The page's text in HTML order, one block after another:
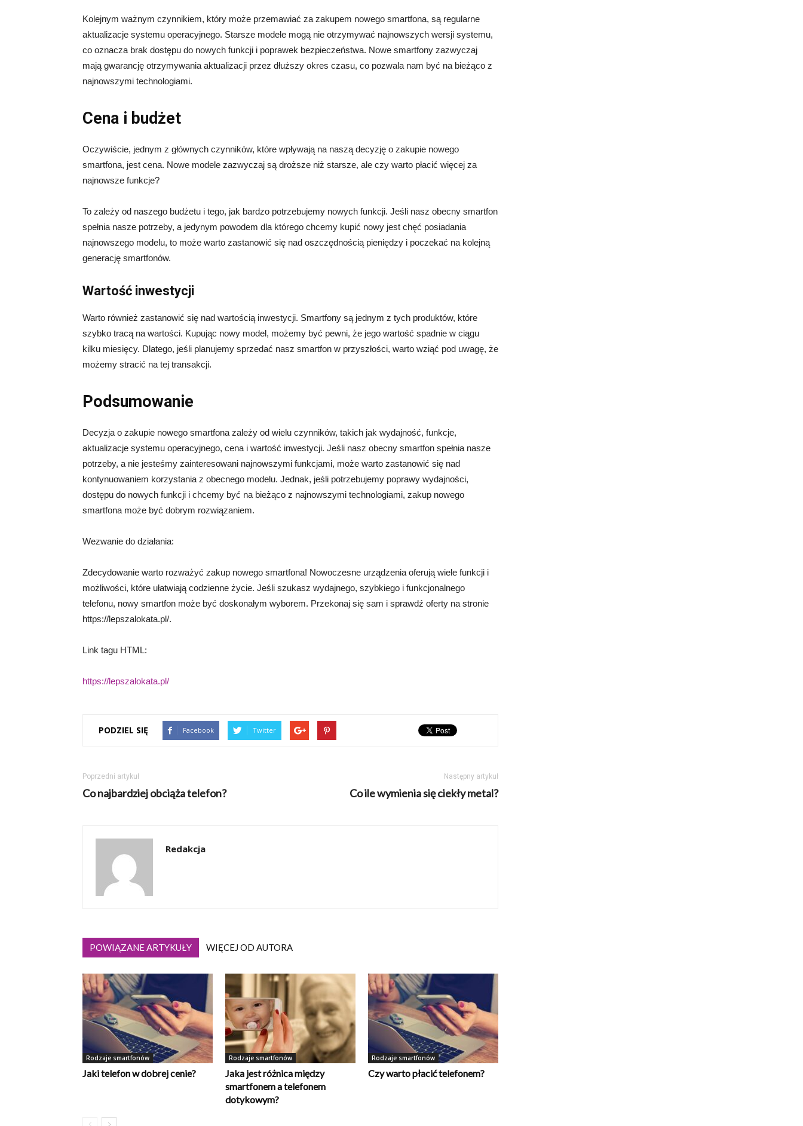
Kolejnym ważnym czynnikiem, który może przemawiać za zakupem nowego smartfona, są regularne
aktualizacje systemu operacyjnego. Starsze modele mogą nie otrzymywać najnowszych wersji systemu,
co oznacza brak dostępu do nowych funkcji i poprawek bezpieczeństwa. Nowe smartfony zazwyczaj
mają gwarancję otrzymywania aktualizacji przez dłuższy okres czasu, co pozwala nam być na bieżąco z
najnowszymi technologiami.
Cena i budżet
Oczywiście, jednym z głównych czynników, które wpływają na naszą decyzję o zakupie nowego
smartfona, jest cena. Nowe modele zazwyczaj są droższe niż starsze, ale czy warto płacić więcej za
najnowsze funkcje?
To zależy od naszego budżetu i tego, jak bardzo potrzebujemy nowych funkcji. Jeśli nasz obecny smartfon
spełnia nasze potrzeby, a jedynym powodem dla którego chcemy kupić nowy jest chęć posiadania
najnowszego modelu, to może warto zastanowić się nad oszczędnością pieniędzy i poczekać na kolejną
generację smartfonów.
Wartość inwestycji
Warto również zastanowić się nad wartością inwestycji. Smartfony są jednym z tych produktów, które
szybko tracą na wartości. Kupując nowy model, możemy być pewni, że jego wartość spadnie w ciągu
kilku miesięcy. Dlatego, jeśli planujemy sprzedać nasz smartfon w przyszłości, warto wziąć pod uwagę, że
możemy stracić na tej transakcji.
Podsumowanie
Decyzja o zakupie nowego smartfona zależy od wielu czynników, takich jak wydajność, funkcje,
aktualizacje systemu operacyjnego, cena i wartość inwestycji. Jeśli nasz obecny smartfon spełnia nasze
potrzeby, a nie jesteśmy zainteresowani najnowszymi funkcjami, może warto zastanowić się nad
kontynuowaniem korzystania z obecnego modelu. Jednak, jeśli potrzebujemy poprawy wydajności,
dostępu do nowych funkcji i chcemy być na bieżąco z najnowszymi technologiami, zakup nowego
smartfona może być dobrym rozwiązaniem.
Wezwanie do działania:
Zdecydowanie warto rozważyć zakup nowego smartfona! Nowoczesne urządzenia oferują wiele funkcji i
możliwości, które ułatwiają codzienne życie. Jeśli szukasz wydajnego, szybkiego i funkcjonalnego
telefonu, nowy smartfon może być doskonałym wyborem. Przekonaj się sam i sprawdź oferty na stronie
https://lepszalokata.pl/.
Link tagu HTML:
https://lepszalokata.pl/
PODZIEL SIĘ Facebook Twitter
Poprzedni artykuł
Co najbardziej obciąża telefon?
Następny artykuł
Co ile wymienia się ciekły metal?
Redakcja
POWIĄZANE ARTYKUŁY WIĘCEJ OD AUTORA
Rodzaje smartfonów
Jaki telefon w dobrej cenie?
Rodzaje smartfonów
Jaka jest różnica między
smartfonem a telefonem
dotykowym?
Rodzaje smartfonów
Czy warto płacić telefonem?